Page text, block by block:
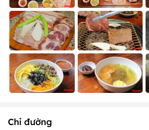
Chỉ đường